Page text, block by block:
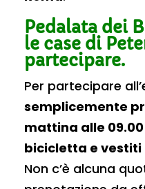
Pedalata dei
le case di
partecipare.
Per partecipare
semplicemente
mattina alle
bicicletta e vestiti
Non c’è alcuna